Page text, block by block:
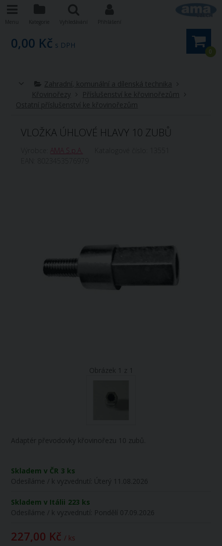
0
0,00 Kč s DPH
Zahradní, komunální a dílenská technika
Křovinořezy
Příslušenství ke křovinořezům
Ostatní příslušenství ke křovinořezům
VLOŽKA ÚHLOVÉ HLAVY 10 ZUBŮ
Výrobce:AMA S.p.A.
Obrázek 1 z 1
Adaptér převodovky křovinořezu 10 zubů.
Skladem v ČR 3 ks
Odesíláme / k vyzvednutí: Úterý 11.08.2026
Skladem v Itálii 223 ks
Odesíláme / k vyzvednutí: Pondělí 07.09.2026
227,00 Kč / ks
Menu Kategorie Vyhledávání Přihlášení